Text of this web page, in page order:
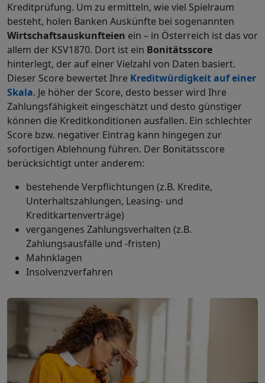
Kreditprüfung. Um zu ermitteln, wie viel Spielraum
besteht, holen Banken Auskünfte bei sogenannten
Wirtschaftsauskunfteien ein – in Österreich ist das vor
allem der KSV1870. Dort ist ein Bonitätsscore
hinterlegt, der auf einer Vielzahl von Daten basiert.
Dieser Score bewertet Ihre Kreditwürdigkeit auf einer
Skala. Je höher der Score, desto besser wird Ihre
Zahlungsfähigkeit eingeschätzt und desto günstiger
können die Kreditkonditionen ausfallen. Ein schlechter
Score bzw. negativer Eintrag kann hingegen zur
sofortigen Ablehnung führen. Der Bonitätsscore
berücksichtigt unter anderem:
bestehende Verpflichtungen (z.B. Kredite,
Unterhaltszahlungen, Leasing- und
Kreditkartenverträge)
vergangenes Zahlungsverhalten (z.B.
Zahlungsausfälle und -fristen)
Mahnklagen
Insolvenzverfahren